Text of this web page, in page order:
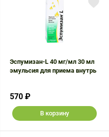
Эспумизан-L 40 мг/мл 30 мл
эмульсия для приема внутрь
570 ₽
В корзину